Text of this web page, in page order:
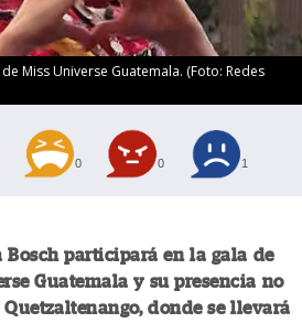
Miss Universe Guatemala. (Foto: Redes
0 0 1
Bosch participará en la gala de
Guatemala y su presencia no
donde se llevará